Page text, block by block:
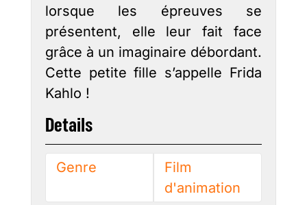
lorsque les épreuves se
présentent, elle leur fait face
grâce à un imaginaire débordant.
Cette petite fille s’appelle Frida
Kahlo !
Details
Genre
Film
d'animation